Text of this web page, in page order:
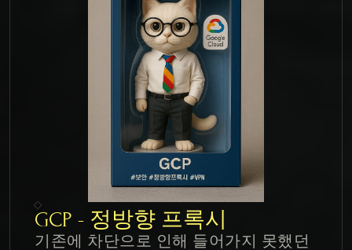
GCP - 정방향 프록시
기존에 차단으로 인해 들어가지 못했던